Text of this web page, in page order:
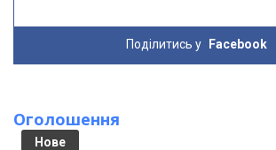
Поділитись у Facebook
Оголошення
Нове